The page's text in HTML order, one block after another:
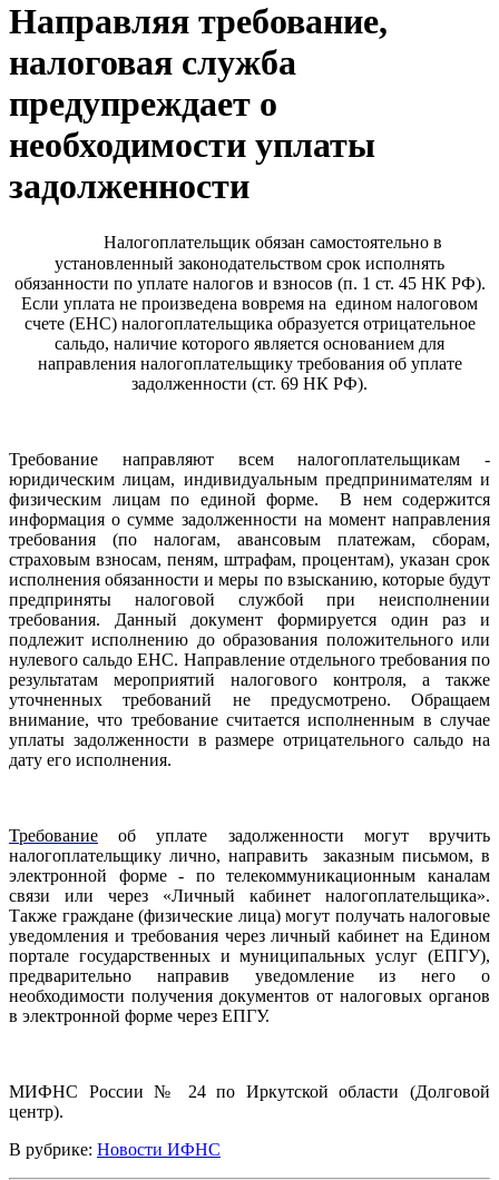
Направляя требование,
налоговая служба
предупреждает о
необходимости уплаты
задолженности
Налогоплательщик обязан самостоятельно в
установленный законодательством срок исполнять
обязанности по уплате налогов и взносов (п. 1 ст. 45 НК РФ).
Если уплата не произведена вовремя на едином налоговом
счете (ЕНС) налогоплательщика образуется отрицательное
сальдо, наличие которого является основанием для
направления налогоплательщику требования об уплате
задолженности (ст. 69 НК РФ).
Требование направляют всем налогоплательщикам -
юридическим лицам, индивидуальным предпринимателям и
физическим лицам по единой форме.
В нем содержится
информация о сумме задолженности на момент направления
требования (по налогам, авансовым платежам, сборам,
страховым взносам, пеням, штрафам, процентам), указан срок
исполнения обязанности и меры по взысканию, которые будут
предприняты налоговой службой при неисполнении
требования. Данный документ формируется один раз и
подлежит исполнению до образования положительного или
нулевого сальдо ЕНС. Направление отдельного требования по
результатам мероприятий налогового контроля, а также
уточненных требований не предусмотрено. Обращаем
внимание, что требование считается исполненным в случае
уплаты задолженности в размере отрицательного сальдо на
дату его исполнения.
Требование об уплате задолженности могут вручить
налогоплательщику лично, направить
заказным письмом, в
электронной форме - по телекоммуникационным каналам
связи или через «Личный кабинет налогоплательщика».
Также граждане (физические лица) могут получать налоговые
уведомления и требования через личный кабинет на Едином
портале государственных и муниципальных услуг (ЕПГУ),
предварительно направив уведомление из него о
необходимости получения документов от налоговых органов
в электронной форме через ЕПГУ.
МИФНС России № 24 по Иркутской области (Долговой
центр).
В рубрике: Новости ИФНС